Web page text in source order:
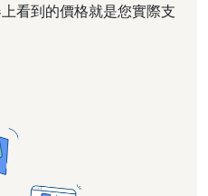
看到的價格就是您實際支